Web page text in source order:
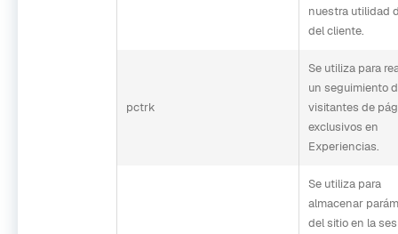
nuestra utilidad
del cliente.
pctrk
Se utiliza para
un seguimiento
visitantes de
exclusivos en
Experiencias.
Se utiliza para
almacenar
del sitio en la